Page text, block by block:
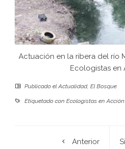
Actuación en la ribera del río
Ecologistas en
Publicado elActualidad, El Bosque
Etiquetado con Ecologistas en Acción
Anterior